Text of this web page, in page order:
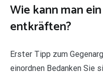
Wie kann man
entkräften?
Erster Tipp zum
einordnen Bedanken Sie